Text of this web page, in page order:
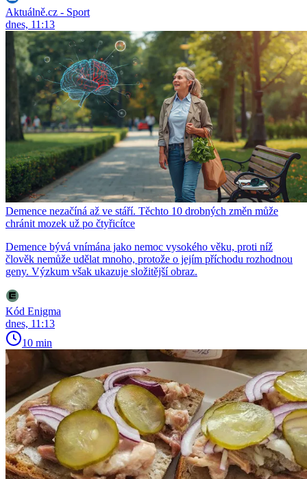
Aktuálně.cz - Sport
dnes, 11:13
Demence nezačíná až ve stáří. Těchto 10 drobných změn může
chránit mozek už po čtyřicítce
Demence bývá vnímána jako nemoc vysokého věku, proti níž
člověk nemůže udělat mnoho, protože o jejím příchodu rozhodnou
geny. Výzkum však ukazuje složitější obraz.
Kód Enigma
dnes, 11:13
10 min